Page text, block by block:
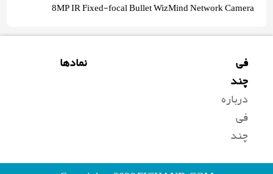
8MP IR Fixed-focal Bullet WizMind Network Camera
فی
چند
درباره
فی
چند
نمادها